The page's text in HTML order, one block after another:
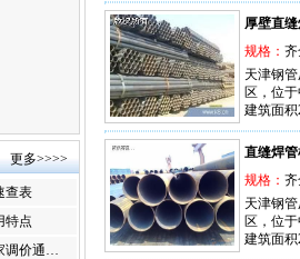
更多>>>>
查表
特点
调价通…
厚壁直
规格： 齐
天津钢
区，位
建筑面
直缝焊管
规格： 齐
天津钢
区，位
建筑面